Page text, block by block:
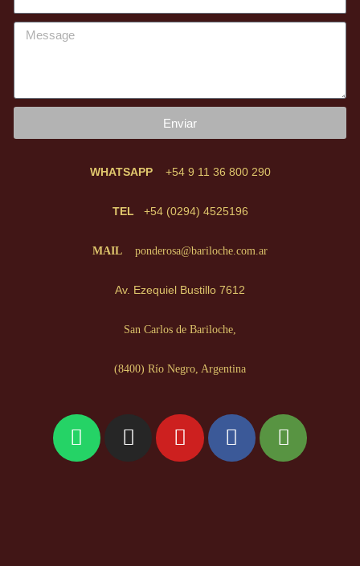
Enviar
WHATSAPP +54 9 11 36 800 290
TEL +54 (0294) 4525196
MAIL ponderosa@bariloche.com.ar
Av. Ezequiel Bustillo 7612
San Carlos de Bariloche,
(8400) Río Negro, Argentina